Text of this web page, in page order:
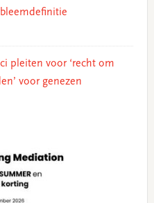
pleiten voor ‘recht om
voor genezen